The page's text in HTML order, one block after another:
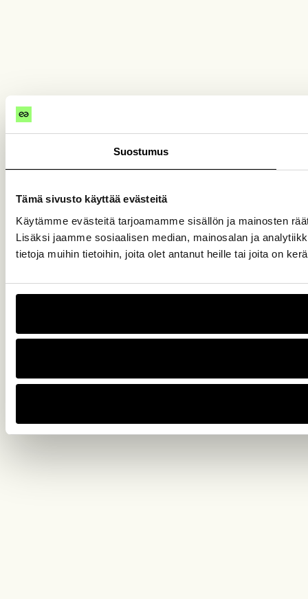
Suostumus
Tämä sivusto käyttää evästeitä
Käytämme evästeitä tarjoamamme sisällön ja mainosten
Lisäksi jaamme sosiaalisen median, mainosalan ja
tietoja muihin tietoihin, joita olet antanut heille tai joita on